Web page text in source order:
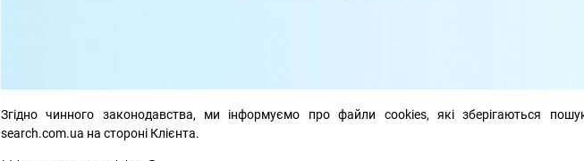
Згідно чинного законодавства, ми інформуємо про файли cookies, які зберігаються
search.com.ua на стороні Клієнта.